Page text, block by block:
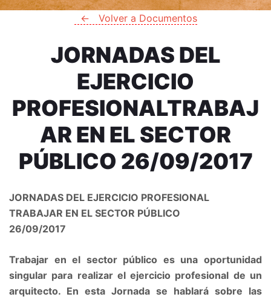
← Volver a Documentos
JORNADAS DEL
EJERCICIO
PROFESIONALTRABAJ
AR EN EL SECTOR
PÚBLICO 26/09/2017
JORNADAS DEL EJERCICIO PROFESIONAL
TRABAJAR EN EL SECTOR PÚBLICO
26/09/2017
Trabajar en el sector público es una oportunidad
singular para realizar el ejercicio profesional de un
arquitecto. En esta Jornada se hablará sobre las